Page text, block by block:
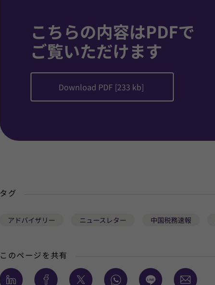
こちらの内容はPDFで
ご覧いただけます
Download PDF [233 kb]
タグ
アドバイザリー ニュースレター 中国税務速報
このページを共有